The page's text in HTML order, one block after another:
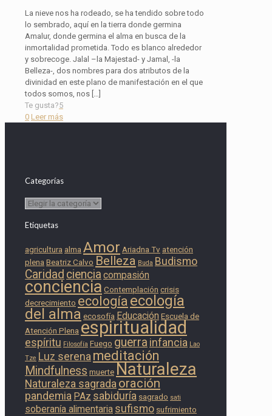
La nieve nos ha rodeado, se ha tendido sobre todo
lo sembrado, aquí en la tierra donde germina
Amalur, donde germina el alma en busca de la
inmortalidad prometida. Todo es blanco alrededor
y sobrecoge. Jalal –la Majestad- y Jamal, -la
Belleza-, dos nombres para dos atributos de la
divinidad en este plano de manifestación en el que
todos somos, nos […]
Te gusta?5
0 Leer más
Categorías
Categorías
Etiquetas
agricultura alma Amor Ariadna Tv atención
plena Beatriz Calvo Belleza Buda Budismo
Caridad ciencia compasión
conciencia Contemplación crisis
decrecimiento ecología ecología
del alma ecosofía Educación Escuela de
Atención Plena espiritualidad
espíritu Filosofía Fuego guerra infancia Lao
Tze Luz serena meditación
Mindfulness muerte Naturaleza
Naturaleza sagrada oración
pandemia PAz sabiduría sagrado sati
soberanía alimentaria sufismo sufrimiento